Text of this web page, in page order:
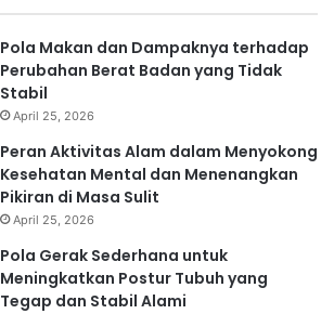
Pola Makan dan Dampaknya terhadap
Perubahan Berat Badan yang Tidak
Stabil
April 25, 2026
Peran Aktivitas Alam dalam Menyokong
Kesehatan Mental dan Menenangkan
Pikiran di Masa Sulit
April 25, 2026
Pola Gerak Sederhana untuk
Meningkatkan Postur Tubuh yang
Tegap dan Stabil Alami